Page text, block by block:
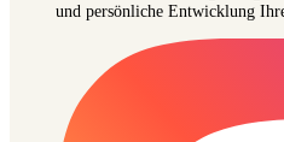
und persönliche Entwicklung